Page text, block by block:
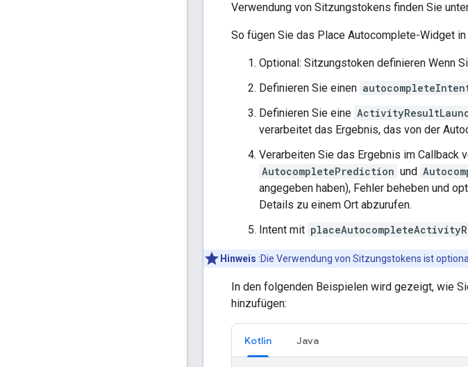
Verwendung von Sitzungstokens finden Sie
So fügen Sie das Place Autocomplete-Widget in
Optional: Sitzungstoken definieren Wenn
Definieren Sie einen
Definieren Sie eine
verarbeitet das Ergebnis, das von der
Verarbeiten Sie das Ergebnis im Callback
AutocompletePrediction und
angegeben haben), Fehler beheben und
Details zu einem Ort abzurufen.
Intent mit
Hinweis :Die Verwendung von Sitzungstokens ist
In den folgenden Beispielen wird gezeigt, wie
hinzufügen:
Kotlin Java